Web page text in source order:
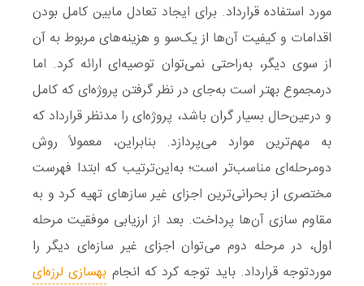
مورد استفاده قرارداد. برای ایجاد تعادل مابین کامل بودن
اقدامات و کیفیت آن‌ها از یک‌سو و هزینه‌های مربوط به آن
از سوی دیگر، به‌راحتی نمی‌توان توصیه‌ای ارائه کرد. اما
درمجموع بهتر است به‌جای در نظر گرفتن پروژه‌ای که کامل
و درعین‌حال بسیار گران باشد، پروژه‌ای را مدنظر قرارداد که
به مهم‌ترین موارد می‌پردازد. بنابراین، معمولاً روش
دومرحله‌ای مناسب‌تر است؛ به‌این‌ترتیب که ابتدا فهرست
مختصری از بحرانی‌ترین اجزای غیر سازهای تهیه کرد و به
مقاوم سازی آن‌ها پرداخت. بعد از ارزیابی موفقیت مرحله
اول، در مرحله دوم می‌توان اجزای غیر سازه‌ای دیگر را
موردتوجه قرارداد. باید توجه کرد که انجام بهسازی لرزه‌ای